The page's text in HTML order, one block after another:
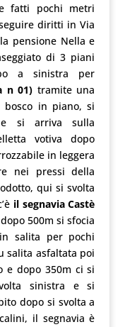
fatti pochi metri
diritti in Via
pensione Nella e
di 3 piani
a sinistra per
n 01) tramite una
in piano, si
si arriva sulla
votiva dopo
in leggera
nei pressi della
qui si svolta
il segnavia Castè
500m si sfocia
salita per pochi
salita asfaltata poi
e dopo 350m ci si
sinistra e si
dopo si svolta a
il segnavia è